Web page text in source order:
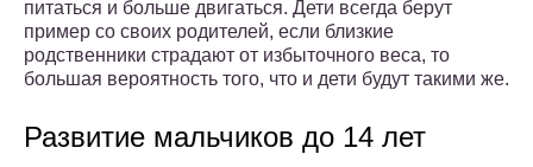
питаться и больше двигаться. Дети всегда берут
пример со своих родителей, если близкие
родственники страдают от избыточного веса, то
большая вероятность того, что и дети будут такими же.
Развитие мальчиков до 14 лет